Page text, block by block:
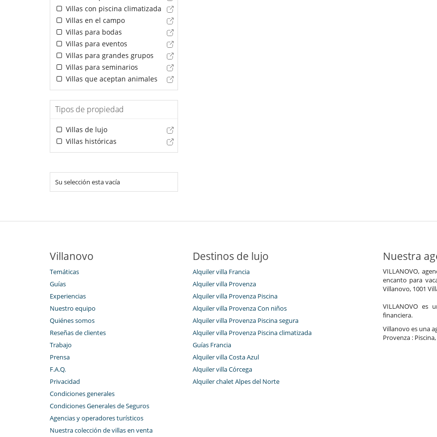
Villas con piscina climatizada
Villas en el campo
Villas para bodas
Villas para eventos
Villas para grandes grupos
Villas para seminarios
Villas que aceptan animales
Tipos de propiedad
Villas de lujo
Villas históricas
Su selección esta vacía
Villanovo
Temáticas
Guías
Experiencias
Nuestro equipo
Quiénes somos
Reseñas de clientes
Trabajo
Prensa
F.A.Q.
Privacidad
Condiciones generales
Condiciones Generales de Seguros
Agencias y operadores turísticos
Nuestra colección de villas en venta
Destinos de lujo
Alquiler villa Francia
Alquiler villa Provenza
Alquiler villa Provenza Piscina
Alquiler villa Provenza Con niños
Alquiler villa Provenza Piscina segura
Alquiler villa Provenza Piscina climatizada
Guías Francia
Alquiler villa Costa Azul
Alquiler villa Córcega
Alquiler chalet Alpes del Norte
Nuestra
VILLANOVO,
encanto para
Villanovo, 1001
VILLANOVO es
financiera.
Villanovo es una
Provenza :